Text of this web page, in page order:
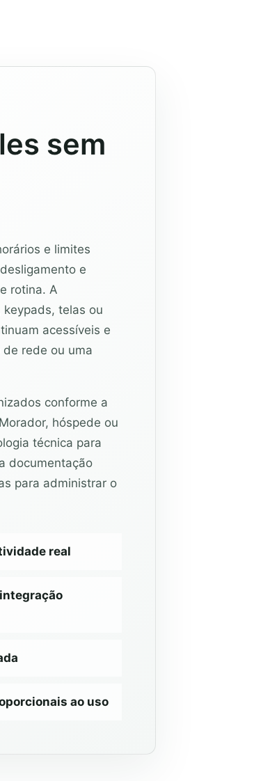
sem
e limites
e
rotina. A
telas ou
acessíveis e
rede ou uma
conforme a
hóspede ou
técnica para
documentação
para administrar o
real
ao uso